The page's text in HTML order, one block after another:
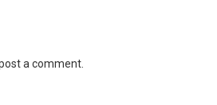
a comment.